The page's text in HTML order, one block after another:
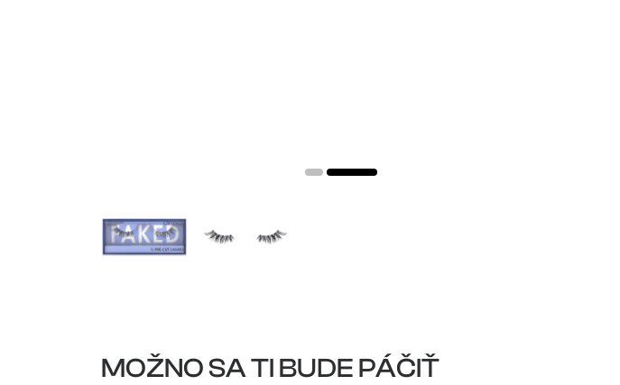
MOŽNO SA TI BUDE PÁČIŤ